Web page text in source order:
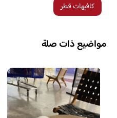
كافيهات قطر
مواضيع ذات صلة